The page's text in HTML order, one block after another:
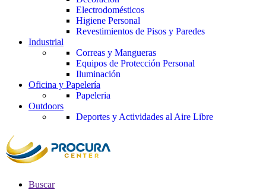
Electrodomésticos
Higiene Personal
Revestimientos de Pisos y Paredes
Industrial
Correas y Mangueras
Equipos de Protección Personal
Iluminación
Oficina y Papelería
Papeleria
Outdoors
Deportes y Actividades al Aire Libre
Buscar